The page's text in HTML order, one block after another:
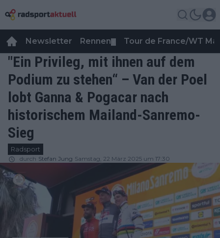
Newsletter Rennen Tour de France/WT
"Ein Privileg, mit ihnen auf dem
Podium zu stehen“ – Van der Poel
lobt Ganna & Pogacar nach
historischem Mailand-Sanremo-
Sieg
Radsport
durch Stefan Jung Samstag, 22 März 2025 um 17:30